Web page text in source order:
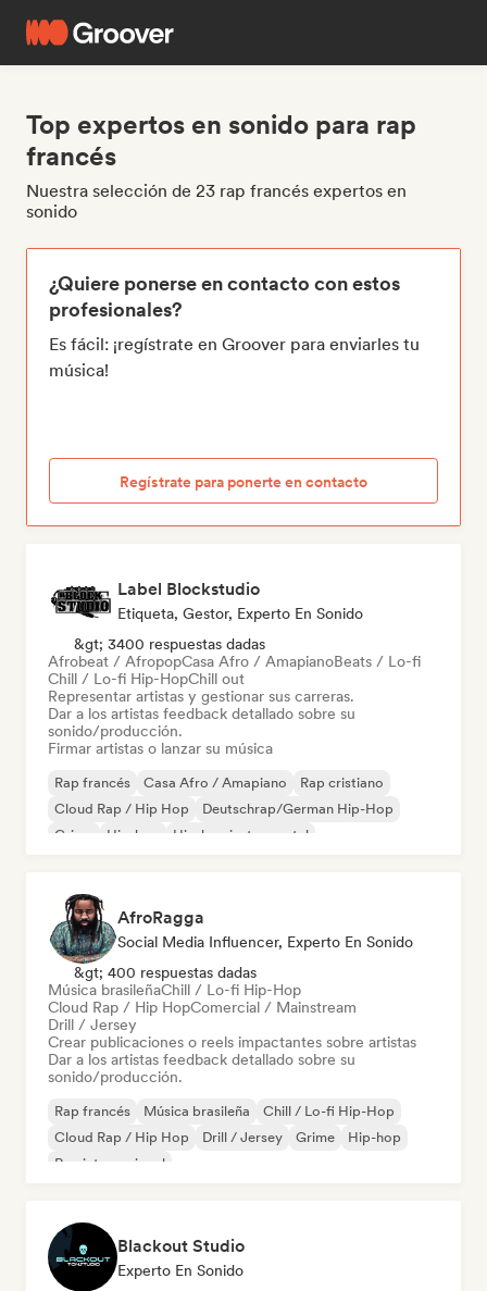
Top expertos en sonido para rap
francés
Nuestra selección de 23 rap francés expertos en
sonido
¿Quiere ponerse en contacto con estos
profesionales?
Es fácil: ¡regístrate en Groover para enviarles tu
música!
Regístrate para ponerte en contacto
Label Blockstudio
Etiqueta, Gestor, Experto En Sonido
&gt; 3400 respuestas dadas
Afrobeat / AfropopCasa Afro / AmapianoBeats / Lo-fi
Chill / Lo-fi Hip-HopChill out
Representar artistas y gestionar sus carreras.
Dar a los artistas feedback detallado sobre su
sonido/producción.
Firmar artistas o lanzar su música
Rap francés Casa Afro / Amapiano
Rap cristiano
Cloud Rap / Hip Hop
Deutschrap/German Hip-Hop
Grime
Hip-hop Hip-hop instrumental
AfroRagga
Social Media Influencer, Experto En Sonido
&gt; 400 respuestas dadas
Música brasileñaChill / Lo-fi Hip-Hop
Cloud Rap / Hip HopComercial / Mainstream
Drill / Jersey
Crear publicaciones o reels impactantes sobre artistas
Dar a los artistas feedback detallado sobre su
sonido/producción.
Rap francés Música brasileña
Chill / Lo-fi Hip-Hop
Cloud Rap / Hip Hop
Drill / Jersey Grime
Hip-hop
Rap internacional
Blackout Studio
Experto En Sonido